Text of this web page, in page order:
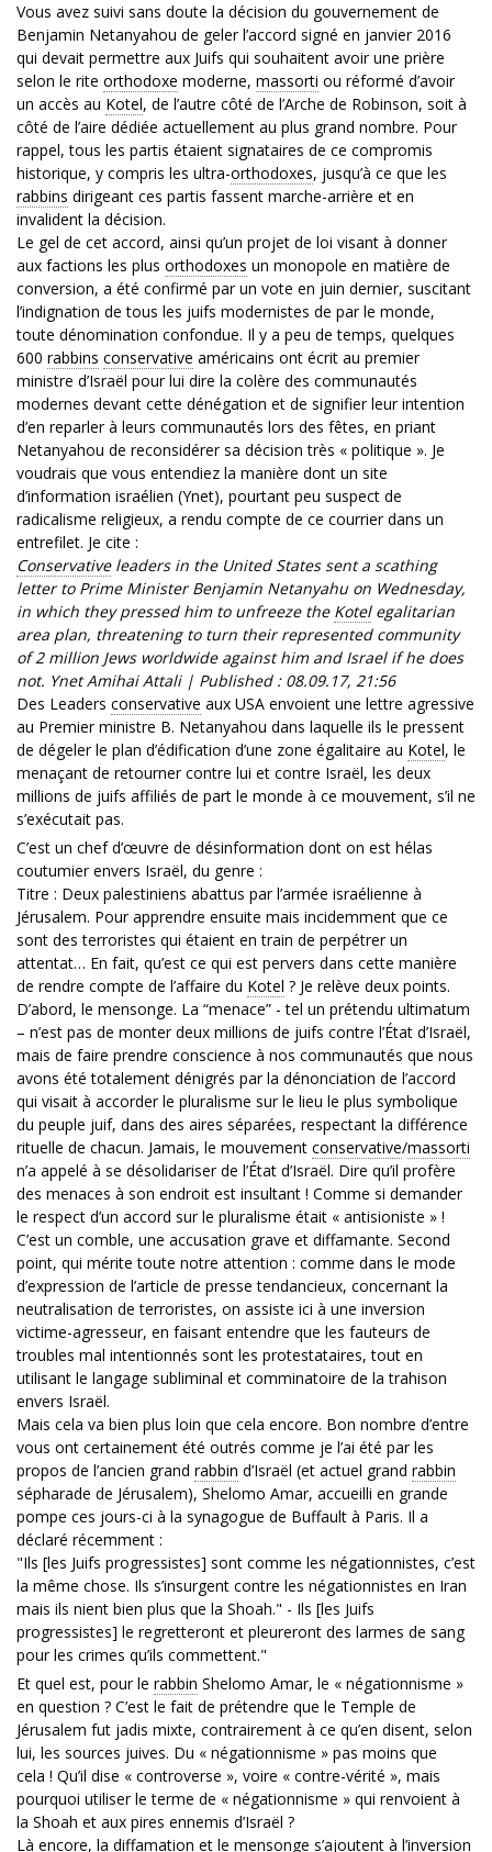
Vous avez suivi sans doute la décision du gouvernement de
Benjamin Netanyahou de geler l’accord signé en janvier 2016
qui devait permettre aux Juifs qui souhaitent avoir une prière
selon le rite orthodoxe moderne, massorti ou réformé d’avoir
un accès au Kotel, de l’autre côté de l’Arche de Robinson, soit à
côté de l’aire dédiée actuellement au plus grand nombre. Pour
rappel, tous les partis étaient signataires de ce compromis
historique, y compris les ultra-orthodoxes, jusqu’à ce que les
rabbins dirigeant ces partis fassent marche-arrière et en
invalident la décision.
Le gel de cet accord, ainsi qu’un projet de loi visant à donner
aux factions les plus orthodoxes un monopole en matière de
conversion, a été confirmé par un vote en juin dernier, suscitant
l’indignation de tous les juifs modernistes de par le monde,
toute dénomination confondue. Il y a peu de temps, quelques
600 rabbins conservative américains ont écrit au premier
ministre d’Israël pour lui dire la colère des communautés
modernes devant cette dénégation et de signifier leur intention
d’en reparler à leurs communautés lors des fêtes, en priant
Netanyahou de reconsidérer sa décision très « politique ». Je
voudrais que vous entendiez la manière dont un site
d’information israélien (Ynet), pourtant peu suspect de
radicalisme religieux, a rendu compte de ce courrier dans un
entrefilet. Je cite :
Conservativeleaders in the United States sent a scathing
letter to Prime Minister Benjamin Netanyahu on Wednesday,
in which they pressed him to unfreeze the Kotelegalitarian
area plan, threatening to turn their represented community
of 2 million Jews worldwide against him and Israel if he does
not. Ynet Amihai Attali | Published : 08.09.17, 21:56
Des Leaders conservative aux USA envoient une lettre agressive
au Premier ministre B. Netanyahou dans laquelle ils le pressent
de dégeler le plan d’édification d’une zone égalitaire au Kotel, le
menaçant de retourner contre lui et contre Israël, les deux
millions de juifs affiliés de part le monde à ce mouvement, s’il ne
s’exécutait pas.
C’est un chef d’œuvre de désinformation dont on est hélas
coutumier envers Israël, du genre :
Titre : Deux palestiniens abattus par l’armée israélienne à
Jérusalem. Pour apprendre ensuite mais incidemment que ce
sont des terroristes qui étaient en train de perpétrer un
attentat… En fait, qu’est ce qui est pervers dans cette manière
de rendre compte de l’affaire du Kotel ? Je relève deux points.
D’abord, le mensonge. La “menace” - tel un prétendu ultimatum
– n’est pas de monter deux millions de juifs contre l’État d’Israël,
mais de faire prendre conscience à nos communautés que nous
avons été totalement dénigrés par la dénonciation de l’accord
qui visait à accorder le pluralisme sur le lieu le plus symbolique
du peuple juif, dans des aires séparées, respectant la différence
rituelle de chacun. Jamais, le mouvement conservative/massorti
n’a appelé à se désolidariser de l’État d’Israël. Dire qu’il profère
des menaces à son endroit est insultant ! Comme si demander
le respect d’un accord sur le pluralisme était « antisioniste » !
C’est un comble, une accusation grave et diffamante. Second
point, qui mérite toute notre attention : comme dans le mode
d’expression de l’article de presse tendancieux, concernant la
neutralisation de terroristes, on assiste ici à une inversion
victime-agresseur, en faisant entendre que les fauteurs de
troubles mal intentionnés sont les protestataires, tout en
utilisant le langage subliminal et comminatoire de la trahison
envers Israël.
Mais cela va bien plus loin que cela encore. Bon nombre d’entre
vous ont certainement été outrés comme je l’ai été par les
propos de l’ancien grand rabbin d’Israël (et actuel grand rabbin
sépharade de Jérusalem), Shelomo Amar, accueilli en grande
pompe ces jours-ci à la synagogue de Buffault à Paris. Il a
déclaré récemment :
"Ils [les Juifs progressistes] sont comme les négationnistes, c’est
la même chose. Ils s’insurgent contre les négationnistes en Iran
mais ils nient bien plus que la Shoah." - Ils [les Juifs
progressistes] le regretteront et pleureront des larmes de sang
pour les crimes qu’ils commettent."
Et quel est, pour le rabbin Shelomo Amar, le « négationnisme »
en question ? C’est le fait de prétendre que le Temple de
Jérusalem fut jadis mixte, contrairement à ce qu’en disent, selon
lui, les sources juives. Du « négationnisme » pas moins que
cela ! Qu’il dise « controverse », voire « contre-vérité », mais
pourquoi utiliser le terme de « négationnisme » qui renvoient à
la Shoah et aux pires ennemis d’Israël ?
Là encore, la diffamation et le mensonge s’ajoutent à l’inversion